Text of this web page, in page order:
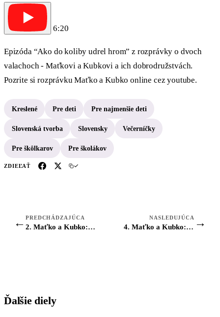
6:20
Epizóda “Ako do koliby udrel hrom” z rozprávky o dvoch
valachoch - Maťkovi a Kubkovi a ich dobrodružstvách.
Pozrite si rozprávku Maťko a Kubko online cez youtube.
Kreslené Pre deti Pre najmenšie deti
Slovenská tvorba Slovensky Večerníčky
Pre škôlkarov Pre školákov
ZDIEĽAŤ
← PREDCHÁDZAJÚCA
2. Maťko a Kubko: Ako naučili kukučku kukať
NASLEDUJÚCA
4. Maťko a Kubko: Ako ich clivota prepadla →
Ďalšie diely